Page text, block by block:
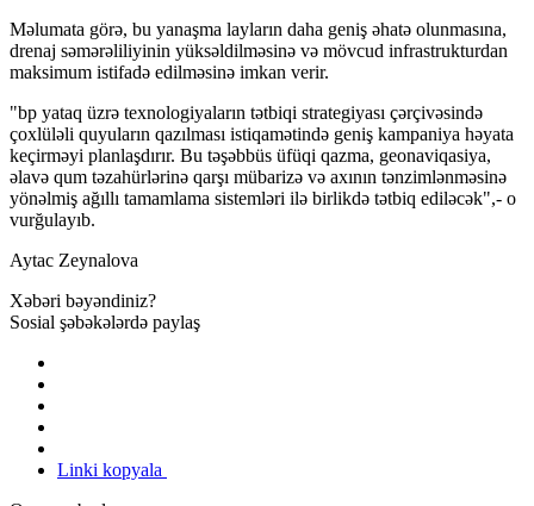
Məlumata görə, bu yanaşma layların daha geniş əhatə olunmasına,
drenaj səmərəliliyinin yüksəldilməsinə və mövcud infrastrukturdan
maksimum istifadə edilməsinə imkan verir.
"bp yataq üzrə texnologiyaların tətbiqi strategiyası çərçivəsində
çoxlüləli quyuların qazılması istiqamətində geniş kampaniya həyata
keçirməyi planlaşdırır. Bu təşəbbüs üfüqi qazma, geonaviqasiya,
əlavə qum təzahürlərinə qarşı mübarizə və axının tənzimlənməsinə
yönəlmiş ağıllı tamamlama sistemləri ilə birlikdə tətbiq ediləcək",- o
vurğulayıb.
Aytac Zeynalova
Xəbəri bəyəndiniz?
Sosial şəbəkələrdə paylaş
Linki kopyala